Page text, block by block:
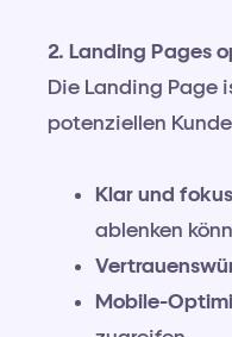
2. Landing Pages
Die Landing Page
potenziellen
Klar und
ablenken
Mobile-